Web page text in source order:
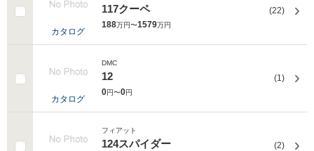
カタログ
117クーペ
188万円〜1579万円
(22)
カタログ
DMC
12
0円〜0円
(1)
フィアット
124スパイダー (2)